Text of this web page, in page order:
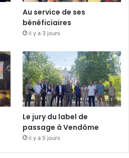
Au service de ses
bénéficiaires
il y a 3 jours
Le jury du label de
passage à Vendôme
il y a 5 jours